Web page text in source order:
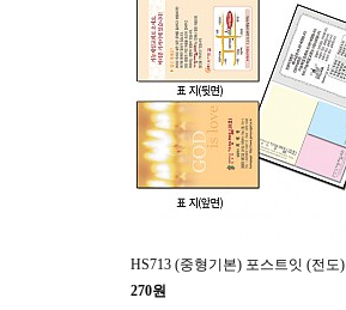
HS713 (중형기본) 포스트잇 (전도)
270원